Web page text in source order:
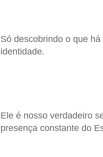
Só descobrindo o que há
identidade.
Ele é nosso verdadeiro
presença constante do